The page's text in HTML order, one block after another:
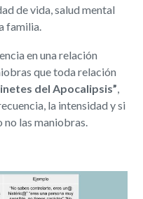
de vida, salud mental
familia.
en una relación
que toda relación
del Apocalipsis”​,
la intensidad y si
las maniobras.